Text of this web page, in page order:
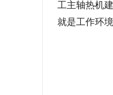
工主轴热机
就是工作环